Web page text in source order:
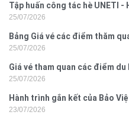
Tập huấn công tác hè UNETI
Đồ Sơn
25/07/2026
Bảng Giá vé các điểm thăm
25/07/2026
Giá vé tham quan các điểm
25/07/2026
Hành trình gắn kết của Bảo
Yên
23/07/2026